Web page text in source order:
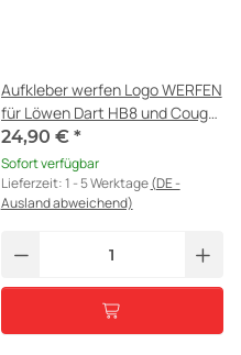
Aufkleber werfen Logo WERFEN
für Löwen Dart HB8 und Cougar
Dart
24,90 € *
Sofort verfügbar
Lieferzeit:1 - 5 Werktage(DE -
Ausland abweichend)